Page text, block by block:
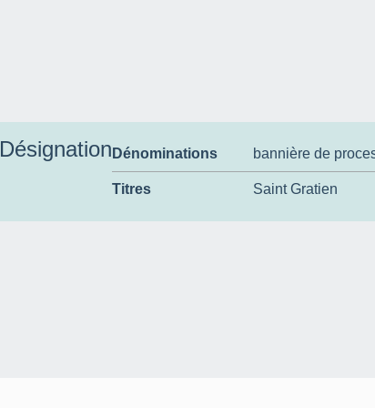
Désignation Dénominations bannière de
Titres Saint Gratien